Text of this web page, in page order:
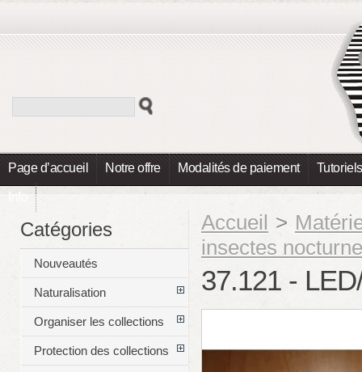
Page d’accueil Notre offre Modalités de paiement Tutoriels
Info
Accueil >
insectes
37.121 -
Catégories
Nouveautés
Naturalisation
Organiser les collections
Protection des collections